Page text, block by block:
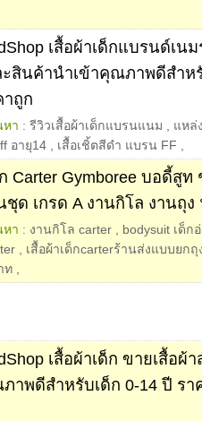
เสื้อผ้าเด็กแบรนด์เน
ะสินค้านำเข้าคุณภาพดีสำห
ถูก
หา : รีวิวเสื้อผ้าเด็กแบรนแนม
แหล่
อายุ14 เสื้อเชิ้ตสีดำ แบรน FF
Carter Gymboree บอดี้สู
ชุด เกรด A งานกิโล งานถุง
หา : งานกิโล carter
bodysuit เด็ก
เสื้อผ้าเด็กcarterร้านส่งแบบยกถุ
ท
เสื้อผ้าเด็ก ขายเสื้อผ้
าพดีสำหรับเด็ก 0-14 ปี รา